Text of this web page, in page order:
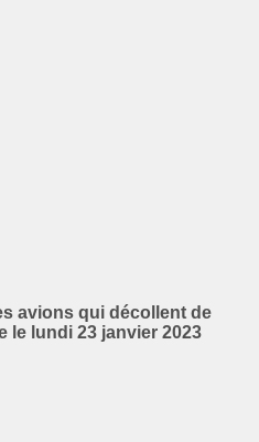
avions qui décollent de
le lundi 23 janvier 2023